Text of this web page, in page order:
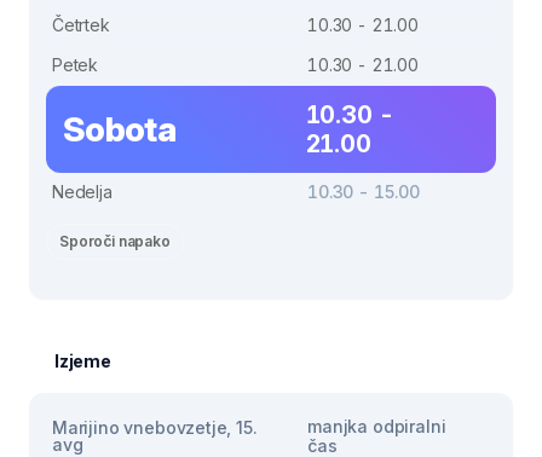
Četrtek
10.30 - 21.00
Petek
10.30 - 21.00
Sobota
10.30 -
21.00
Nedelja 10.30 - 15.00
Sporoči napako
Izjeme
Marijino vnebovzetje, 15.
avg
manjka odpiralni
čas